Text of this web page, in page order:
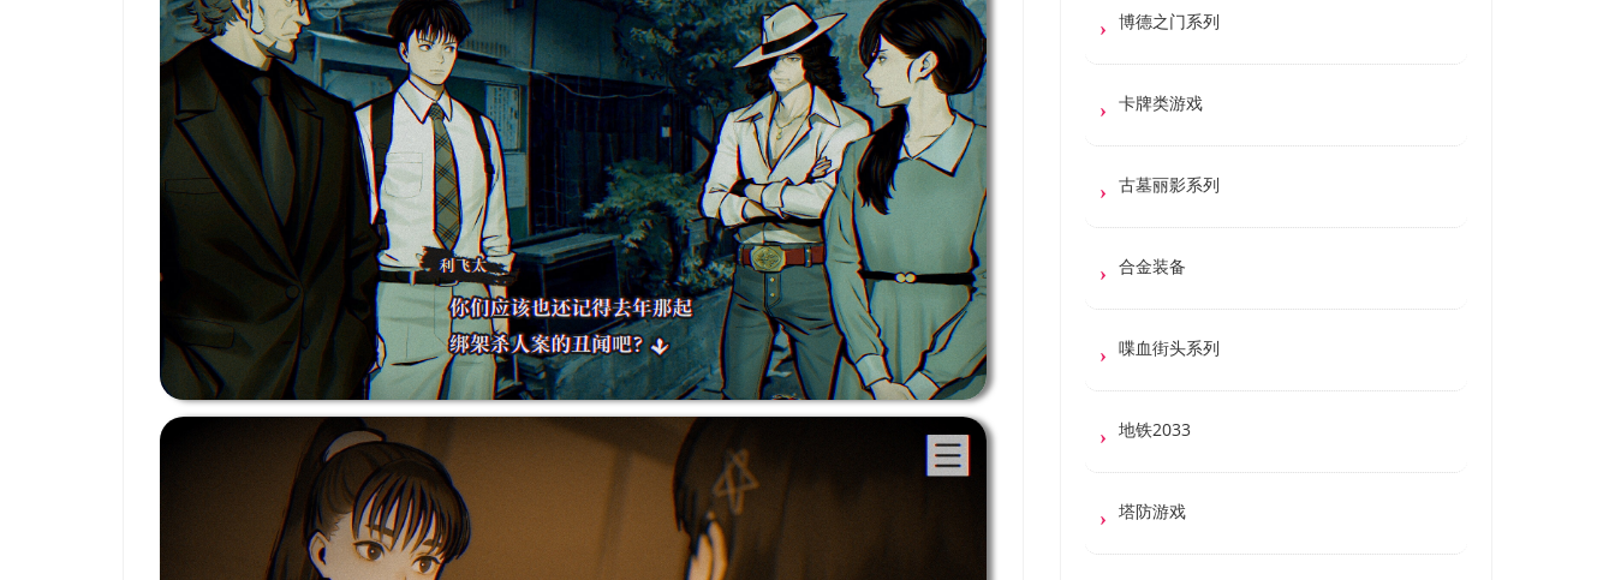
博德之门系列
卡牌类游戏
古墓丽影系列
合金装备
喋血街头系列
地铁2033
塔防游戏